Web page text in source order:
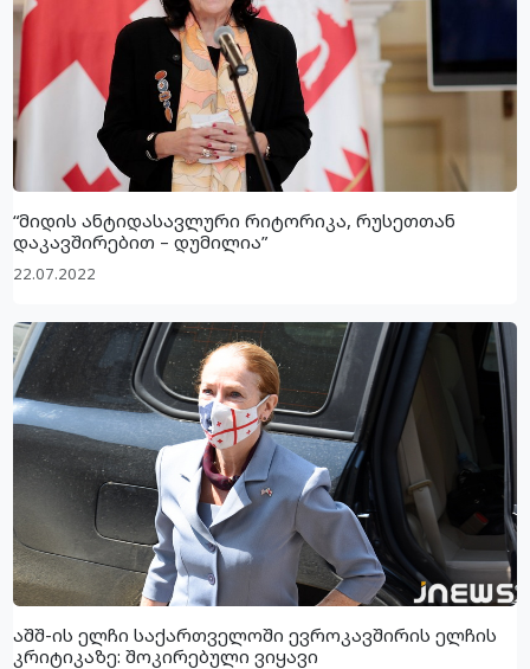
“მიდის ანტიდასავლური რიტორიკა, რუსეთთან
დაკავშირებით – დუმილია”
22.07.2022
აშშ-ის ელჩი საქართველოში ევროკავშირის ელჩის
კრიტიკაზე: შოკირებული ვიყავი